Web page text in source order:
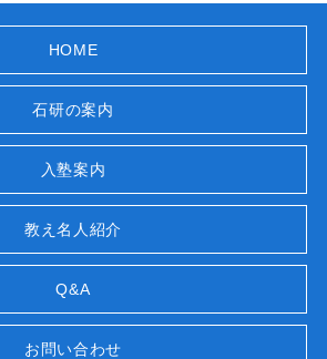
HOME
石研の案内
入塾案内
教え名人紹介
Q&A
お問い合わせ